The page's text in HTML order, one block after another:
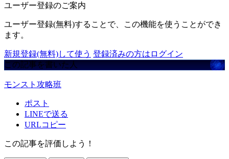
ユーザー登録のご案内
ユーザー登録(無料)することで、この機能を使うことができ
ます。
新規登録(無料)して使う 登録済みの方はログイン
この記事を書いた人
モンスト攻略班
ポスト
LINEで送る
URLコピー
この記事を評価しよう！